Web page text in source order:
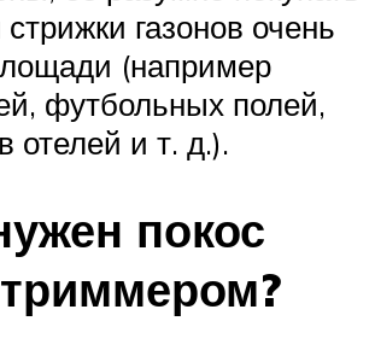
газонов очень
(например
футбольных полей,
отелей и т. д.).
покос